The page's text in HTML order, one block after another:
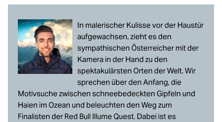
Bildbearbeitung
Loading...
Ferngläser
Loading...
Second Hand
Loading...
SALE
Loading...
In malerischer Kulisse vor der Haustür
aufgewachsen, zieht es den
sympathischen Österreicher mit der
Kamera in der Hand zu den
spektakulärsten Orten der Welt. Wir
sprechen über den Anfang, die
Motivsuche zwischen schneebedeckten Gipfeln und
Haien im Ozean und beleuchten den Weg zum
Finalisten der Red Bull Illume Quest. Dabei ist es